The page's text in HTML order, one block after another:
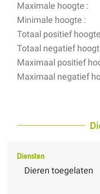
Maximale hoogte :
Minimale hoogte :
Totaal positief
Totaal negatief
Maximaal positief
Maximaal negatief
Diensten
Dieren toegelaten